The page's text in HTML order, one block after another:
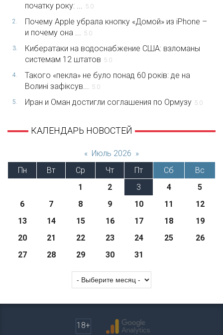
початку року: ... 5.0
2.
Почему Apple убрала кнопку «Домой» из iPhone –
и почему она ... 5.0
3.
Кибератаки на водоснабжение США: взломаны
системам 12 штатов 5.0
4.
Такого «пекла» не було понад 60 років: де на
Волині зафіксув... 5.0
5. Иран и Оман достигли соглашения по Ормузу 5.0
КАЛЕНДАРЬ НОВОСТЕЙ
« Июль 2026 »
Пн
Вт Ср Чт Пт Сб
Вс
1
2 3 4
5
6
7 8 9 10 11
12
13
14 15 16 17 18
19
20
21 22 23 24 25
26
27
28 29 30 31
18+